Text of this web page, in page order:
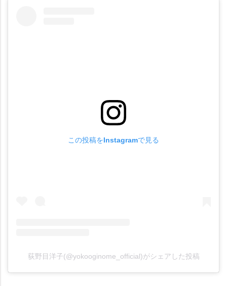
この投稿をInstagramで見る
荻野目洋子(@yokooginome_official)がシェアした投稿